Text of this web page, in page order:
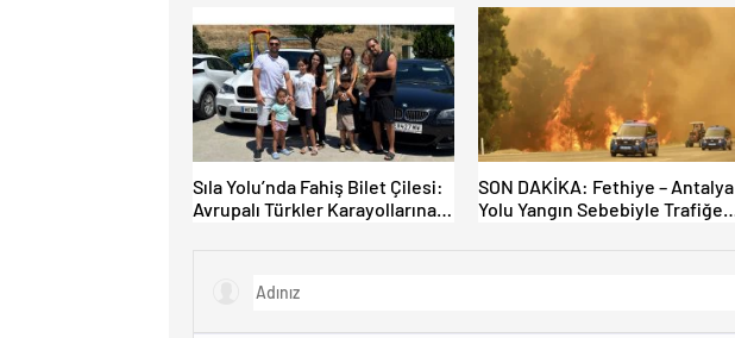
AÇILIYOR!
Sıla Yolu’nda Fahiş Bilet Çilesi:
Avrupalı Türkler Karayollarına
SON DAKİKA: Fethiye – Antalya
Yolu Yangın Sebebiyle Trafiğe